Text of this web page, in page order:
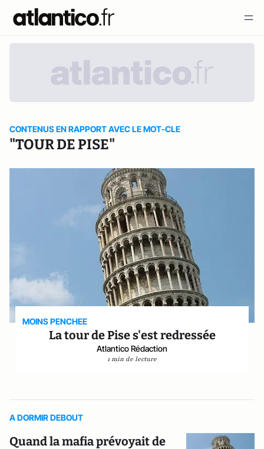
CONTENUS EN RAPPORT AVEC LE MOT-CLE
"TOUR DE PISE"
MOINS PENCHEE
La tour de Pise s'est redressée
Atlantico Rédaction
1 min de lecture
A DORMIR DEBOUT
Quand la mafia prévoyait de